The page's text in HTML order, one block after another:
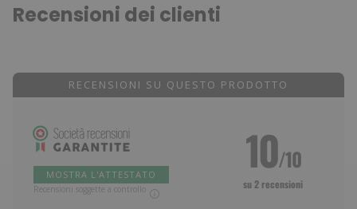
Recensioni dei clienti
RECENSIONI SU QUESTO PRODOTTO
MOSTRA L'ATTESTATO
Recensioni soggette a controllo
10/10
su 2 recensioni